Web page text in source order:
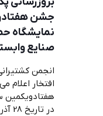
جشن
نمایشگاه
صنایع
انجمن
افتخار اعلام
هفتادویکمین
در تاریخ 28 آذر ماه سال 1403 برگزار